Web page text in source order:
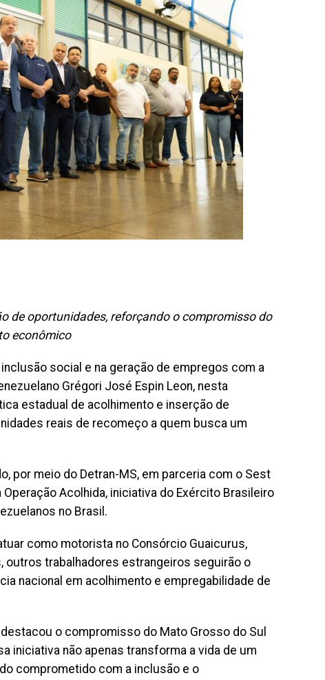
de oportunidades, reforçando o compromisso do
econômico
social e na geração de empregos com a
Grégori José Espin Leon, nesta
estadual de acolhimento e inserção de
reais de recomeço a quem busca um
por meio do Detran-MS, em parceria com o Sest
Acolhida, iniciativa do Exército Brasileiro
no Brasil.
como motorista no Consórcio Guaicurus,
outros trabalhadores estrangeiros seguirão o
nacional em acolhimento e empregabilidade de
o compromisso do Mato Grosso do Sul
iniciativa não apenas transforma a vida de um
comprometido com a inclusão e o